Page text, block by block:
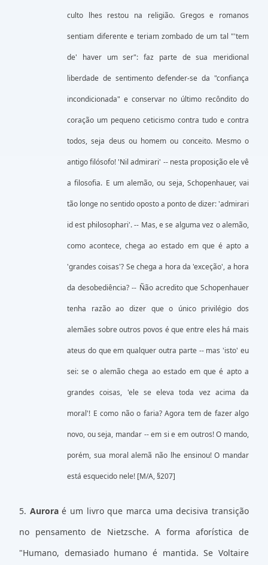
culto lhes restou na religião. Gregos e romanos
sentiam diferente e teriam zombado de um tal "'tem
de' haver um ser": faz parte de sua meridional
liberdade de sentimento defender-se da "confiança
incondicionada" e conservar no último recôndito do
coração um pequeno ceticismo contra tudo e contra
todos, seja deus ou homem ou conceito. Mesmo o
antigo filósofo! 'Nil admirari' -- nesta proposição ele vê
a filosofia. E um alemão, ou seja, Schopenhauer, vai
tão longe no sentido oposto a ponto de dizer: 'admirari
id est philosophari'. -- Mas, e se alguma vez o alemão,
como acontece, chega ao estado em que é apto a
'grandes coisas'? Se chega a hora da 'exceção', a hora
da desobediência? -- Ñão acredito que Schopenhauer
tenha razão ao dizer que o único privilégio dos
alemães sobre outros povos é que entre eles há mais
ateus do que em qualquer outra parte -- mas 'isto' eu
sei: se o alemão chega ao estado em que é apto a
grandes coisas, 'ele se eleva toda vez acima da
moral'! E como não o faria? Agora tem de fazer algo
novo, ou seja, mandar -- em si e em outros! O mando,
porém, sua moral alemã não lhe ensinou! O mandar
está esquecido nele! [M/A, §207]
5. Auroraé um livro que marca uma decisiva transição
no pensamento de Nietzsche. A forma aforística de
"Humano, demasiado humano é mantida. Se Voltaire